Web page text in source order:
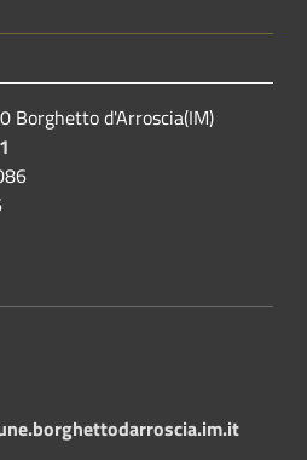
Borghetto d'Arroscia(IM)